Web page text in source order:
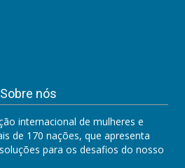
Sobre nós
internacional de mulheres e
de 170 nações, que apresenta
para os desafios do nosso